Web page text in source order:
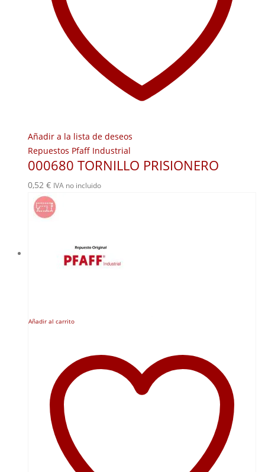
Añadir a la lista de deseos
Repuestos Pfaff Industrial
000680 TORNILLO PRISIONERO
0,52 € IVA no incluido
Añadir al carrito